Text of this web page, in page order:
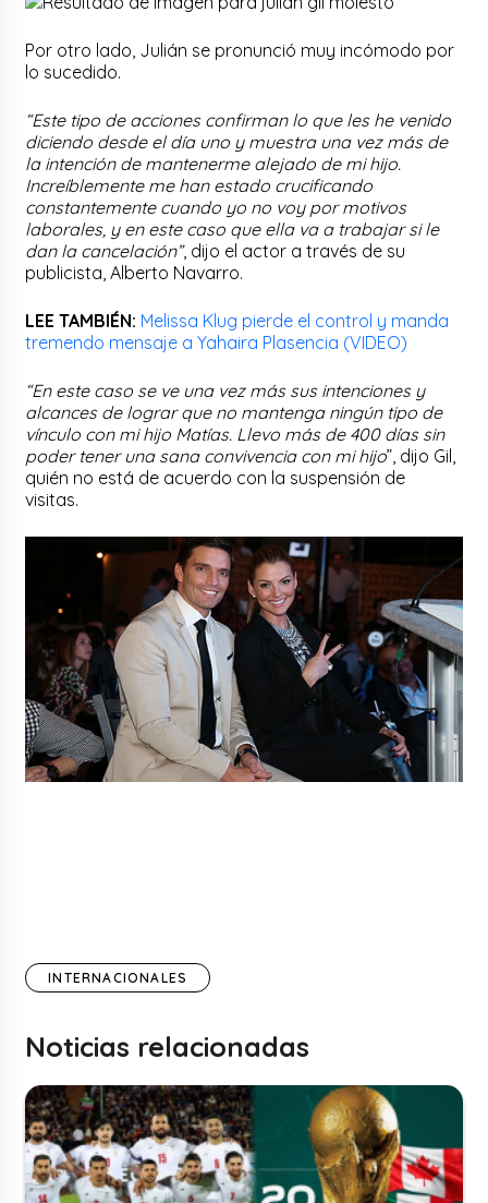
Por otro lado, Julián se pronunció muy incómodo por
lo sucedido.
“Este tipo de acciones confirman lo que les he venido
diciendo desde el día uno y muestra una vez más de
la intención de mantenerme alejado de mi hijo.
Increíblemente me han estado crucificando
constantemente cuando yo no voy por motivos
laborales, y en este caso que ella va a trabajar si le
dan la cancelación”, dijo el actor a través de su
publicista, Alberto Navarro.
LEE TAMBIÉN: Melissa Klug pierde el control y manda
tremendo mensaje a Yahaira Plasencia (VIDEO)
“En este caso se ve una vez más sus intenciones y
alcances de lograr que no mantenga ningún tipo de
vínculo con mi hijo Matías. Llevo más de 400 días sin
poder tener una sana convivencia con mi hijo”, dijo Gil,
quién no está de acuerdo con la suspensión de
visitas.
INTERNACIONALES
Noticias relacionadas